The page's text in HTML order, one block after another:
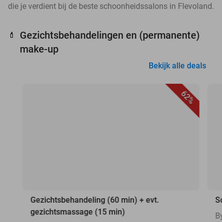
die je verdient bij de beste schoonheidssalons in Flevoland.
💄
Gezichtsbehandelingen en (permanente)
make-up
Bekijk alle deals
62%
Gezichtsbehandeling (60 min) + evt.
gezichtsmassage (15 min)